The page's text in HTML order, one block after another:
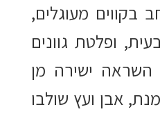
בקווים מעוגלים,
ופלטת גוונים
השראה ישירה מן
אבן ועץ שולבו